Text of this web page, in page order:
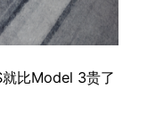
比Model 3贵了